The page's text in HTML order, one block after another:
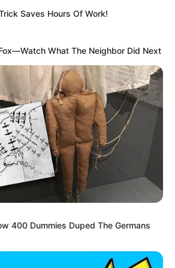
Saves Hours Of Work!
What The Neighbor Did Next
400 Dummies Duped The Germans